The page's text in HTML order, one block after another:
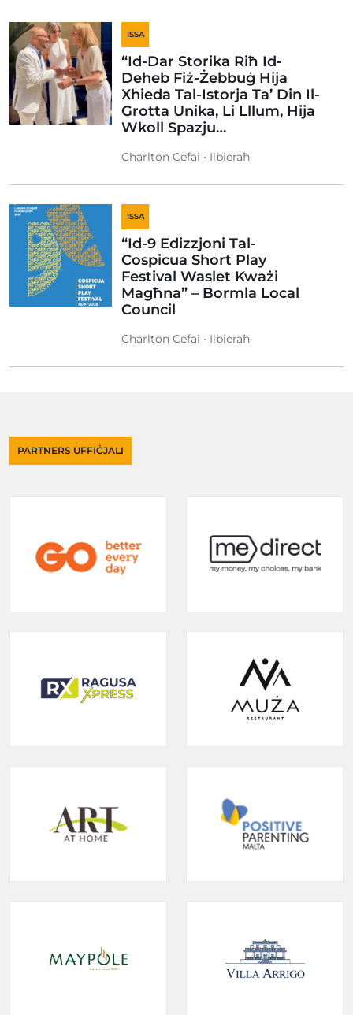
ISSA
“Id-Dar Storika Riħ Id-
Deheb Fiż-Żebbuġ Hija
Xhieda Tal-Istorja Ta’ Din Il-
Grotta Unika, Li Lllum, Hija
Wkoll Spazju…
Charlton Cefai • Ilbieraħ
ISSA
“Id-9 Edizzjoni Tal-
Cospicua Short Play
Festival Waslet Kważi
Magħna” – Bormla Local
Council
Charlton Cefai • Ilbieraħ
PARTNERS UFFIĊJALI